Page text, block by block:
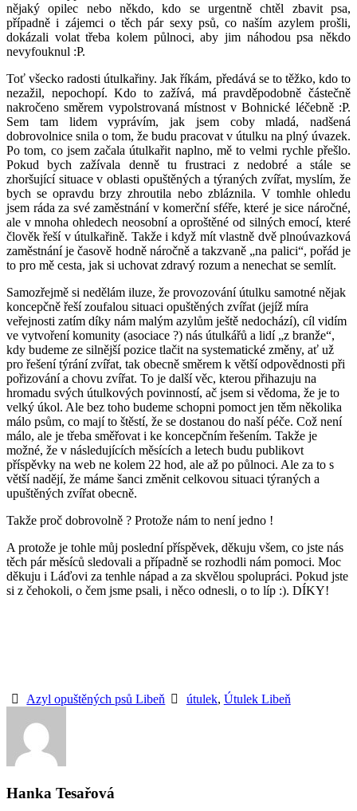
nějaký opilec nebo někdo, kdo se urgentně chtěl zbavit psa,
případně i zájemci o těch pár sexy psů, co naším azylem prošli,
dokázali volat třeba kolem půlnoci, aby jim náhodou psa někdo
nevyfouknul :P.
Toť všecko radosti útulkařiny. Jak říkám, předává se to těžko, kdo to
nezažil, nepochopí. Kdo to zažívá, má pravděpodobně částečně
nakročeno směrem vypolstrovaná místnost v Bohnické léčebně :P.
Sem tam lidem vyprávím, jak jsem coby mladá, nadšená
dobrovolnice snila o tom, že budu pracovat v útulku na plný úvazek.
Po tom, co jsem začala útulkařit naplno, mě to velmi rychle přešlo.
Pokud bych zažívala denně tu frustraci z nedobré a stále se
zhoršující situace v oblasti opuštěných a týraných zvířat, myslím, že
bych se opravdu brzy zhroutila nebo zbláznila. V tomhle ohledu
jsem ráda za své zaměstnání v komerční sféře, které je sice náročné,
ale v mnoha ohledech neosobní a oproštěné od silných emocí, které
člověk řeší v útulkařině. Takže i když mít vlastně dvě plnoúvazková
zaměstnání je časově hodně náročně a takzvaně „na palici“, pořád je
to pro mě cesta, jak si uchovat zdravý rozum a nenechat se semlít.
Samozřejmě si nedělám iluze, že provozování útulku samotné nějak
koncepčně řeší zoufalou situaci opuštěných zvířat (jejíž míra
veřejnosti zatím díky nám malým azylům ještě nedochází), cíl vidím
ve vytvoření komunity (asociace ?) nás útulkářů a lidí „z branže“,
kdy budeme ze silnější pozice tlačit na systematické změny, ať už
pro řešení týrání zvířat, tak obecně směrem k větší odpovědnosti při
pořizování a chovu zvířat. To je další věc, kterou přihazuju na
hromadu svých útulkových povinností, ač jsem si vědoma, že je to
velký úkol. Ale bez toho budeme schopni pomoct jen těm několika
málo psům, co mají to štěstí, že se dostanou do naší péče. Což není
málo, ale je třeba směřovat i ke koncepčním řešením. Takže je
možné, že v následujících měsících a letech budu publikovt
příspěvky na web ne kolem 22 hod, ale až po půlnoci. Ale za to s
větší nadějí, že máme šanci změnit celkovou situaci týraných a
upuštěných zvířat obecně.
Takže proč dobrovolně ? Protože nám to není jedno !
A protože je tohle můj poslední příspěvek, děkuju všem, co jste nás
těch pár měsíců sledovali a případně se rozhodli nám pomoci. Moc
děkuju i Láďovi za tenhle nápad a za skvělou spolupráci. Pokud jste
si z čehokoli, o čem jsme psali, i něco odnesli, o to líp :). DÍKY!
Azyl opuštěných psů Libeň útulek, Útulek Libeň
Hanka Tesařová